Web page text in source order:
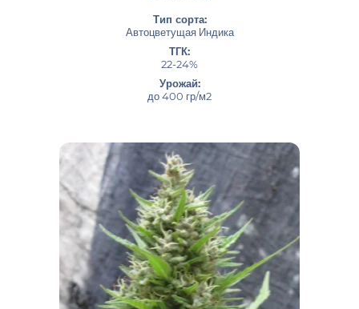
Тип сорта:
Автоцветущая Индика
ТГК:
22-24%
Урожай:
до 400 гр/м2